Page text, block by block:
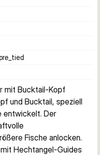
mit Bucktail-Kopf
und Bucktail, speziell
entwickelt. Der
Fische anlocken.
Hechtangel-Guides